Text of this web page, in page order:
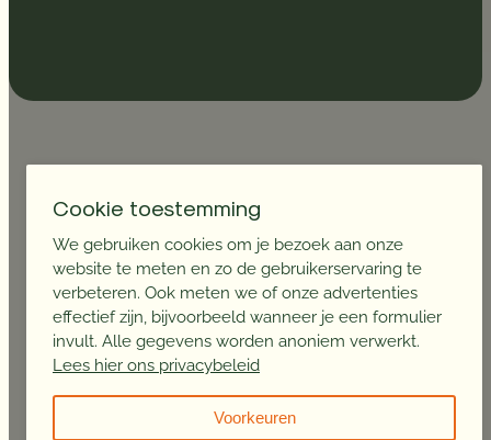
Omheiningen voor stapmolens
Een goed ontworpen stapmolen mét veilige omheining
draagt bij aan de gezondheid van je paard én
trainingskwaliteit.
Een stapmolen is ideaal als warming-up of cooling-down
bespaart je tijd, doordat het in- of uitstappen grotendeels al
Cookie toestemming
We gebruiken cookies om je bezoek aan onze
website te meten en zo de gebruikerservaring te
verbeteren. Ook meten we of onze advertenties
effectief zijn, bijvoorbeeld wanneer je een formulier
invult. Alle gegevens worden anoniem verwerkt.
Lees hier ons privacybeleid
Voorkeuren